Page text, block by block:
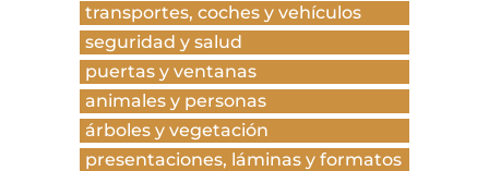
transportes, coches y vehículos
seguridad y salud
puertas y ventanas
animales y personas
árboles y vegetación
presentaciones, láminas y formatos